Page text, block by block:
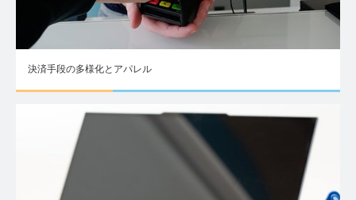
決済手段の多様化とアパレル